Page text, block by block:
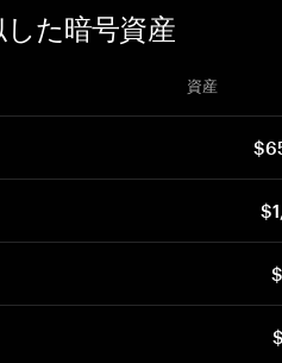
た暗号資産
資産